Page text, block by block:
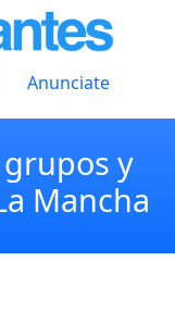
Anunciate
y
Mancha